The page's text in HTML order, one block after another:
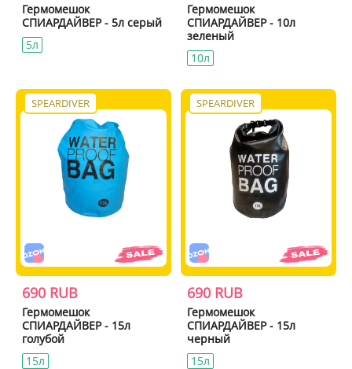
Гермомешок
СПИАРДАЙВЕР - 5л серый
5л
Гермомешок
СПИАРДАЙВЕР - 10л
зеленый
10л
SPEARDIVER
690 RUB
Гермомешок
СПИАРДАЙВЕР - 15л
голубой
15л
SPEARDIVER
690 RUB
Гермомешок
СПИАРДАЙВЕР - 15л
черный
15л